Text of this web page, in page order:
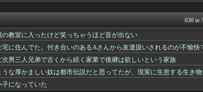
付き合いのあるAさんから友達扱いされるのが...
おうち
替えるよう求められた。「親戚は50万円入...
質問を重ね始めた。可哀想だと諭したら「自分...
なぁ なんかない？
ほんわ
畑の彼が「実は好きな人ができて…」と子供に...
衝撃体験
「バカ！これはだめだ」と言う。娘がバカを人...
鬼女まと
」作業着の男性「…」→歩道橋の上で目にした...
素敵な鬼
婚外ちゃ
回堕したせいか、結婚してから子供は出来なか...
衝撃体験
630 in
教室に入ったけど笑っちゃうほど音が出ない
に住んでた。付き合いのあるAさんから友達扱いされるのが不愉快
男三人兄弟で古くから続く家業で後継は欲しいという家族
な厚かましい奴は都市伝説だと思ってたが、現実に生息する生き
になっていた